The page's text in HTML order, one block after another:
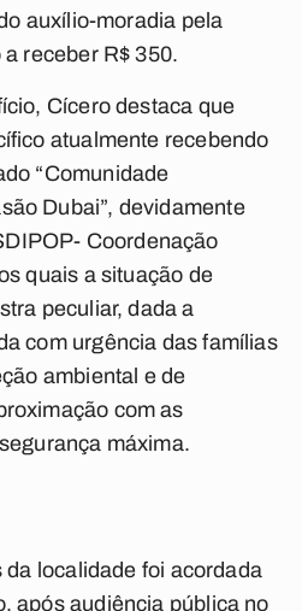
auxílio-moradia pela
receber R$ 350.
Cícero destaca que
atualmente recebendo
“Comunidade
Dubai”, devidamente
Coordenação
quais a situação de
peculiar, dada a
com urgência das famílias
ambiental e de
com as
máxima.
localidade foi acordada
após audiência pública no